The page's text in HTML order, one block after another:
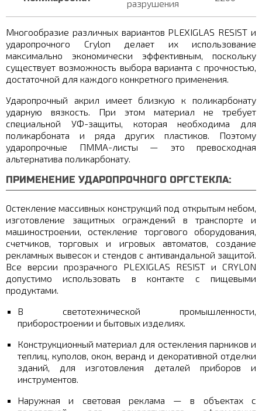
разрушения
Многообразие различных вариантов PLEXIGLAS RESIST и
ударопрочного Crylon делает их использование
максимально экономически эффективным, поскольку
существует возможность выбора варианта с прочностью,
достаточной для каждого конкретного применения.
Ударопрочный акрил имеет близкую к поликарбонату
ударную вязкость. При этом материал не требует
специальной УФ-защиты, которая необходима для
поликарбоната и ряда других пластиков. Поэтому
ударопрочные ПММА-листы — это превосходная
альтернатива поликарбонату.
ПРИМЕНЕНИЕ УДАРОПРОЧНОГО ОРГСТЕКЛА:
Остекление массивных конструкций под открытым небом,
изготовление защитных ограждений в транспорте и
машиностроении, остекление торгового оборудования,
счетчиков, торговых и игровых автоматов, создание
рекламных вывесок и стендов с антивандальной защитой.
Все версии прозрачного PLEXIGLAS RESIST и CRYLON
допустимо использовать в контакте с пищевыми
продуктами.
В светотехнической промышленности,
приборостроении и бытовых изделиях.
Конструкционный материал для остекления парников и
теплиц, куполов, окон, веранд и декоративной отделки
зданий, для изготовления деталей приборов и
инструментов.
Наружная и световая реклама — в объектах с